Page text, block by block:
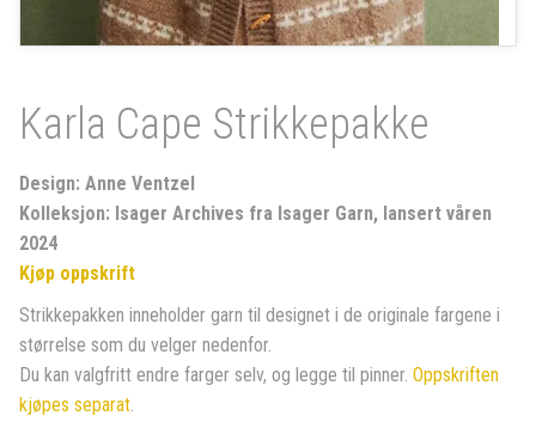
Karla Cape Strikkepakke
Design: Anne Ventzel
Kolleksjon: Isager Archives fra Isager Garn, lansert våren
2024
Kjøp oppskrift
Strikkepakken inneholder garn til designet i de originale fargene i
størrelse som du velger nedenfor.
Du kan valgfritt endre farger selv, og legge til pinner. Oppskriften
kjøpes separat.